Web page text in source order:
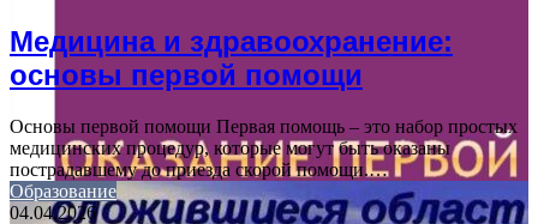
Медицина и здравоохранение:
основы первой помощи
Основы первой помощи Первая помощь – это набор простых
медицинских процедур, которые могут быть оказаны
пострадавшему до приезда скорой помощи.…
Образование
04.04.2026